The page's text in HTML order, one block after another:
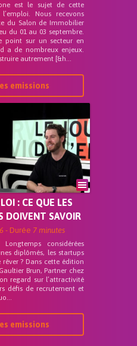
est le sujet de cette
Nous recevons
du Salon de Immobilier
du 01 au 03 septembre.
point sur un secteur en
a de nombreux enjeux.
autrement [&h...
emissions
: CE QUE LES
DOIVENT SAVOIR
- Durée 7 minutes
considérées
diplômés, les startups
? Dans cette édition
Brun, Partner chez
regard sur l’attractivité
défis de recrutement et
emissions